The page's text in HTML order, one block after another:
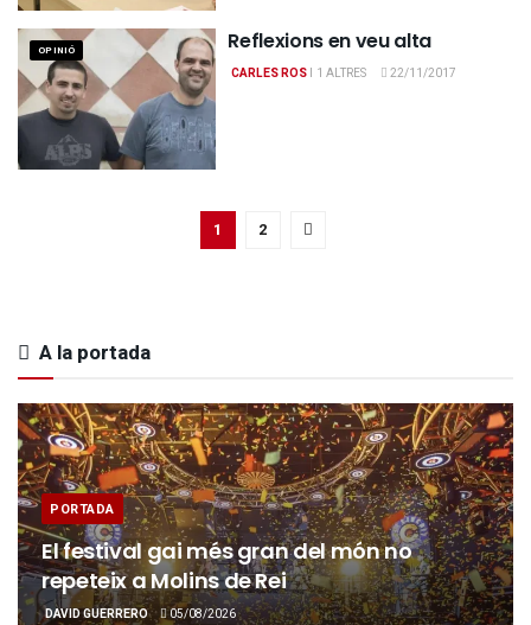
OPINIÓ Reflexions en veu alta
CARLES ROS I 1 ALTRES 22/11/2017
1 2
A la portada
PORTADA
El festival gai més gran del món no
repeteix a Molins de Rei
DAVID GUERRERO 05/08/2026